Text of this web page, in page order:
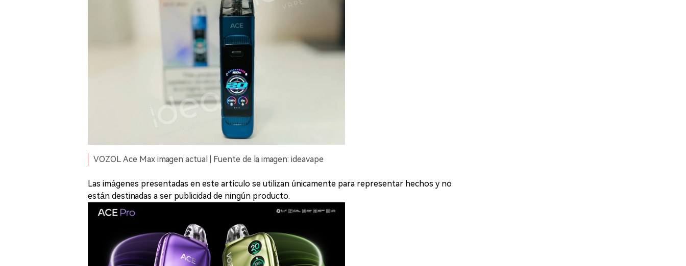
VOZOL Ace Max imagen actual | Fuente de la imagen: ideavape
Las imágenes presentadas en este artículo se utilizan únicamente para representar hechos y no
están destinadas a ser publicidad de ningún producto.